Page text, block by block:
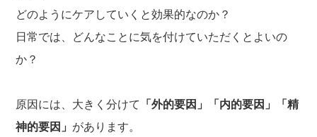
どのようにケアしていくと効果的なのか？
日常では、どんなことに気を付けていただくとよいの
か？
原因には、大きく分けて 「外的要因」「内的要因」「精
神的要因」 があります。